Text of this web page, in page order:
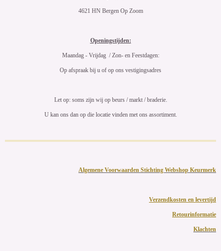
4621 HN Bergen Op Zoom
Openingstijden:
Maandag - Vrijdag / Zon- en Feestdagen:
Op afspraak bij u of op ons vestigingsadres
Let op: soms zijn wij op beurs / markt / braderie.
U kan ons dan op die locatie vinden met ons assortiment.
Algemene Voorwaarden Stichting Webshop Keurmerk
Verzendkosten en levertijd
Retourinformatie
Klachten